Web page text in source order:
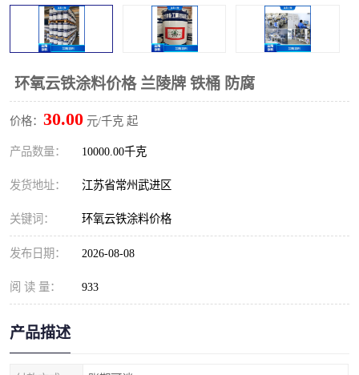
环氧云铁涂料价格 兰陵牌 铁桶 防腐
价格： 30.00 元/千克 起
产品数量： 10000.00千克
发货地址： 江苏省常州武进区
关键词： 环氧云铁涂料价格
发布日期： 2026-08-08
阅 读 量： 933
产品描述